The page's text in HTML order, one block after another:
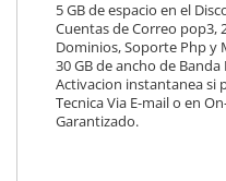
5 GB de espacio en el
Cuentas de Correo pop3,
Dominios, Soporte Php y
30 GB de ancho de
Activacion instantanea si
Tecnica Via E-mail o en
Garantizado.